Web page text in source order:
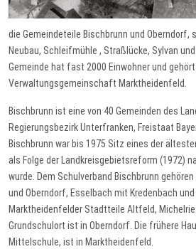
die Gemeindeteile Bischbrunn und Oberndorf,
Neubau, Schleifmühle , Straßlücke, Sylvan
Gemeinde hat fast 2000 Einwohner und
Verwaltungsgemeinschaft Marktheidenfeld.
Bischbrunn ist eine von 40 Gemeinden des
Regierungsbezirk Unterfranken, Freistaat
Bischbrunn war bis 1975 Sitz eines der
als Folge der Landkreisgebietsreform (1972)
wurde. Dem Schulverband Bischbrunn
und Oberndorf, Esselbach mit Kredenbach
Marktheidenfelder Stadtteile Altfeld,
Grundschulort ist in Oberndorf. Die frühere
Mittelschule, ist in Marktheidenfeld.